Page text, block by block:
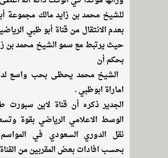
للشيخ محمد بن زايد مالك مجموعة
بعدم الانتقال من قناة أبو ظبي
حيث يرتبط مع سمو الشيخ محمد بن
بحكم أن
الشيخ محمد يحظى بحب واسع
اماراة ابوظبي .
الجدير ذكره أن قناة لاين
الوسط الاعلامي الرياضي بقوة
نقل الدوري السعودي في المواسم
بحسب افادات بعض المقربين من